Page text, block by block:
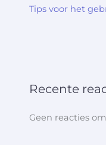
Tips voor het
Recente
Geen reacties